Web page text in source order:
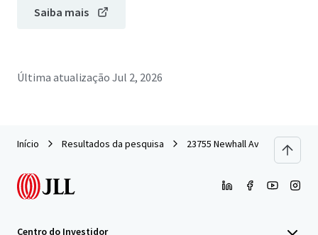
Saiba mais
Última atualização Jul 2, 2026
Início Resultados da pesquisa 23755 Newhall Ave
Centro do Investidor